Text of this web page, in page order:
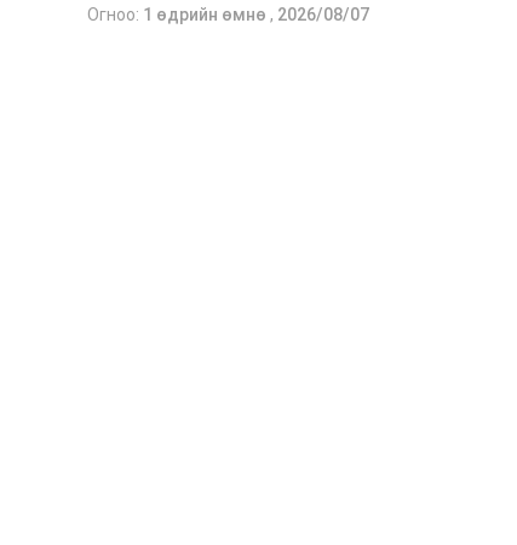
Огноо: 1 өдрийн өмнө , 2026/08/07